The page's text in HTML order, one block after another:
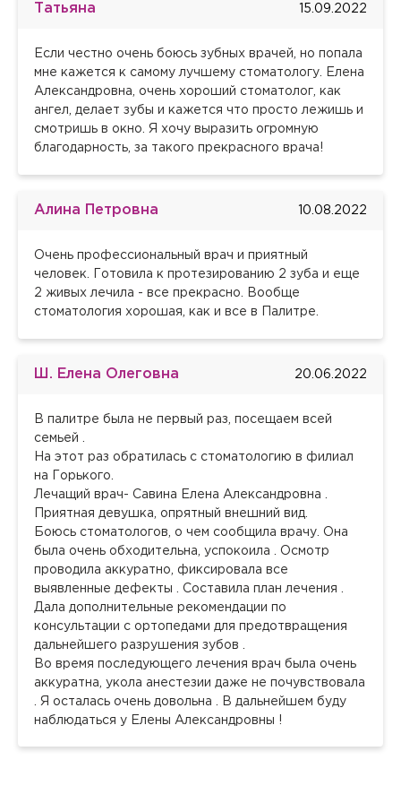
Татьяна 15.09.2022
Если честно очень боюсь зубных врачей, но попала
мне кажется к самому лучшему стоматологу. Елена
Александровна, очень хороший стоматолог, как
ангел, делает зубы и кажется что просто лежишь и
смотришь в окно. Я хочу выразить огромную
благодарность, за такого прекрасного врача!
Алина Петровна 10.08.2022
Очень профессиональный врач и приятный
человек. Готовила к протезированию 2 зуба и еще
2 живых лечила - все прекрасно. Вообще
стоматология хорошая, как и все в Палитре.
Ш. Елена Олеговна 20.06.2022
В палитре была не первый раз, посещаем всей
семьей .
На этот раз обратилась с стоматологию в филиал
на Горького.
Лечащий врач- Савина Елена Александровна .
Приятная девушка, опрятный внешний вид.
Боюсь стоматологов, о чем сообщила врачу. Она
была очень обходительна, успокоила . Осмотр
проводила аккуратно, фиксировала все
выявленные дефекты . Составила план лечения .
Дала дополнительные рекомендации по
консультации с ортопедами для предотвращения
дальнейшего разрушения зубов .
Во время последующего лечения врач была очень
аккуратна, укола анестезии даже не почувствовала
. Я осталась очень довольна . В дальнейшем буду
наблюдаться у Елены Александровны !
Вы подтвердили приём. Ждем Вас в клинике.
Закрыть
При продолжении покупки корзина будет очищена.
связи с совершеннолетием.
Хорошо
Вы подтвердили приём. Ждем Вас в клинике.
Хорошо
ближайшее время для уточнения всех
Да Нет
Отправить код
Забыли пароль?
Запомнить меня на этом компьютере
Забыли пароль?
Отправить
условиями Политики в отношении обработки персональных
данных.
Отправить
данных .
авторизоваться, указав логин и пароль, которые Вам
Да Нет
авторизоваться, указав логин и пароль, которые Вам